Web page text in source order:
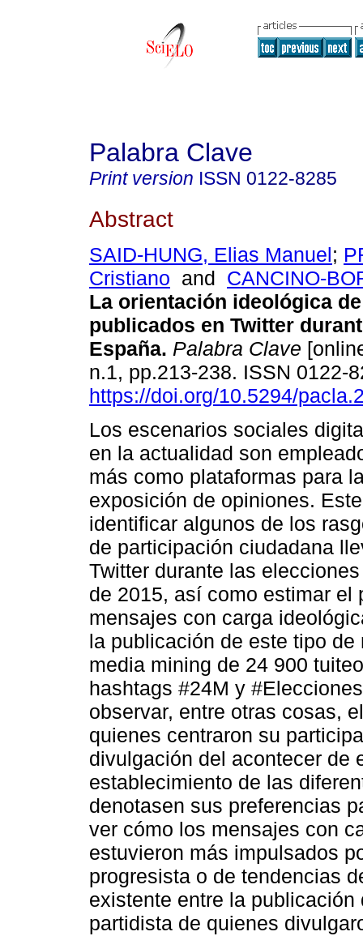
Palabra Clave
Print version ISSN 0122-8285
Abstract
SAID-HUNG, Elias Manuel;
Cristiano and CANCINO-
La orientación ideológica
publicados en Twitter
España. Palabra Clave
n.1, pp.213-238. ISSN 0122-
https://doi.org/10.5294/
Los escenarios sociales
en la actualidad son
más como plataformas para
exposición de opiniones.
identificar algunos de los
de participación ciudadana
Twitter durante las
de 2015, así como estimar el
mensajes con carga
la publicación de este tipo
media mining de 24 900
hashtags #24M y
observar, entre otras cosas,
quienes centraron su
divulgación del acontecer de
establecimiento de las
denotasen sus preferencias
ver cómo los mensajes con
estuvieron más impulsados
progresista o de tendencias
existente entre la
partidista de quienes